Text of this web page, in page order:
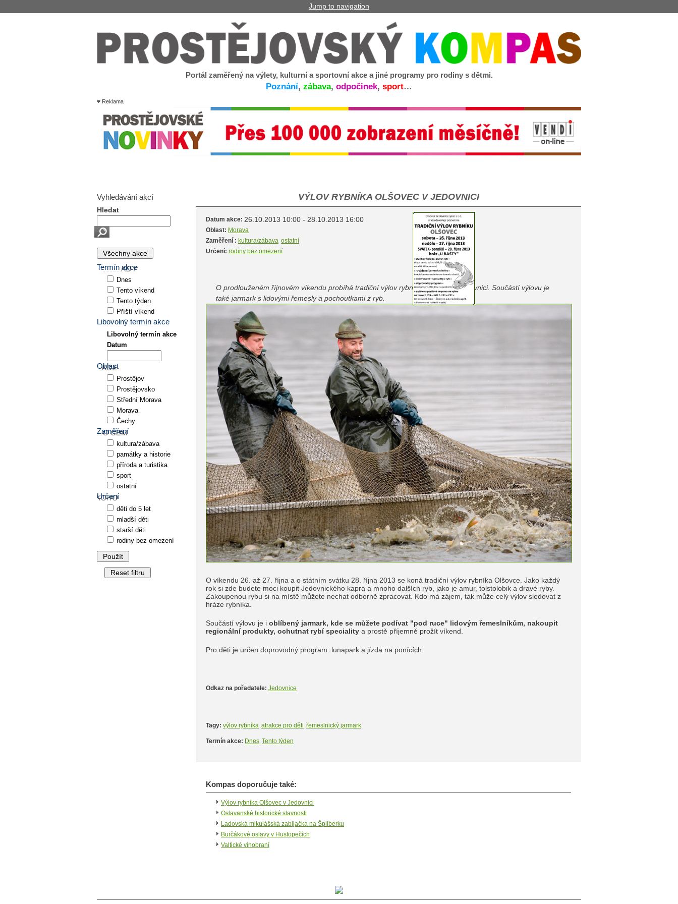
Jump to navigation
Portál zaměřený na výlety, kulturní a sportovní akce a jiné programy pro rodiny s dětmi.
Poznání, zábava, odpočinek, sport…
Reklama
VÝLOV RYBNÍKA OLŠOVEC V JEDOVNICI
Datum akce: 26.10.2013 10:00 - 28.10.2013 16:00
Oblast: Morava
Zaměření : kultura/zábava ostatní
Určení: rodiny bez omezení
O prodlouženém říjnovém víkendu probíhá tradiční výlov rybníka Olšovec v Jedovnici. Součástí výlovu je
také jarmark s lidovými řemesly a pochoutkami z ryb.
O víkendu 26. až 27. října a o státním svátku 28. října 2013 se koná tradiční výlov rybníka Olšovce. Jako každý
rok si zde budete moci koupit Jedovnického kapra a mnoho dalších ryb, jako je amur, tolstolobik a dravé ryby.
Zakoupenou rybu si na místě můžete nechat odborně zpracovat. Kdo má zájem, tak může celý výlov sledovat z
hráze rybníka.
Součástí výlovu je i oblíbený jarmark, kde se můžete podívat "pod ruce" lidovým řemeslníkům, nakoupit
regionální produkty, ochutnat rybí speciality a prostě příjemně prožít víkend.
Pro děti je určen doprovodný program: lunapark a jízda na ponících.
Odkaz na pořadatele: Jedovnice
Tagy: výlov rybníka atrakce pro děti řemeslnický jarmark
Termín akce: Dnes Tento týden
Kompas doporučuje také:
Výlov rybníka Olšovec v Jedovnici
Oslavanské historické slavnosti
Ladovská mikulášská zabijačka na Špilberku
Burčákové oslavy v Hustopečích
Valtické vinobraní
Vyhledávání akcí
Hledat
Termín akce
Dnes
Tento víkend
Tento týden
Příští víkend
Libovolný termín akce
Libovolný termín akce
Datum
Oblast
Prostějov
Prostějovsko
Střední Morava
Morava
Čechy
Zaměření
kultura/zábava
památky a historie
příroda a turistika
sport
ostatní
Určení
děti do 5 let
mladší děti
starší děti
rodiny bez omezení